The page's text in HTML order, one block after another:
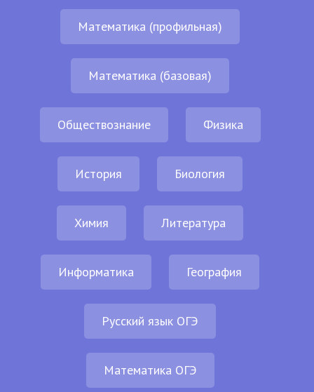
Математика (профильная)
Математика (базовая)
Обществознание Физика
История Биология
Химия Литература
Информатика География
Русский язык ОГЭ
Математика ОГЭ